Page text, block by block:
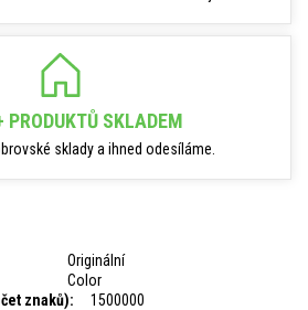
PRODUKTŮ SKLADEM
sklady a ihned odesíláme.
Originální
Color
znaků):
1500000